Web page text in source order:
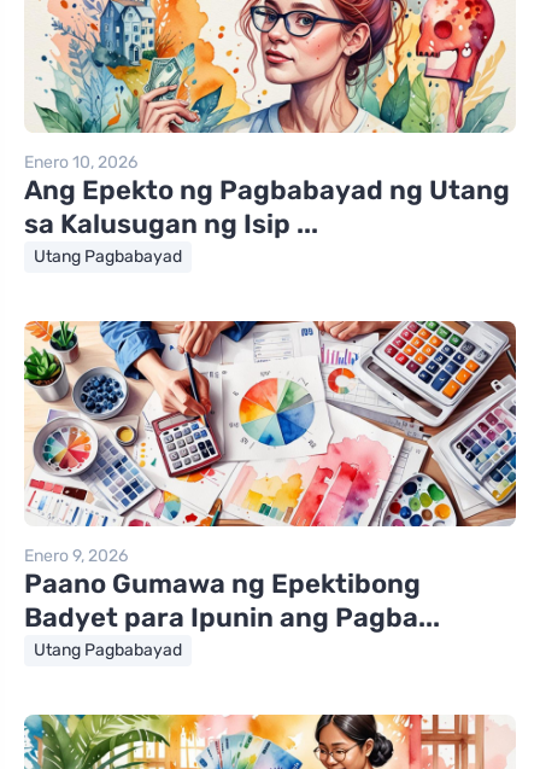
Enero 10, 2026
Ang Epekto ng Pagbabayad ng Utang
sa Kalusugan ng Isip ...
Utang Pagbabayad
Enero 9, 2026
Paano Gumawa ng Epektibong
Badyet para Ipunin ang Pagba...
Utang Pagbabayad